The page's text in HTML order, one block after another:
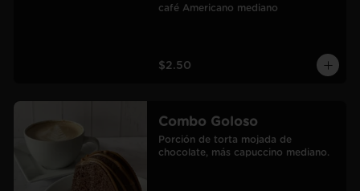
café Americano mediano
$2.50
Combo Goloso
Porción de torta mojada de
chocolate, más capuccino mediano.